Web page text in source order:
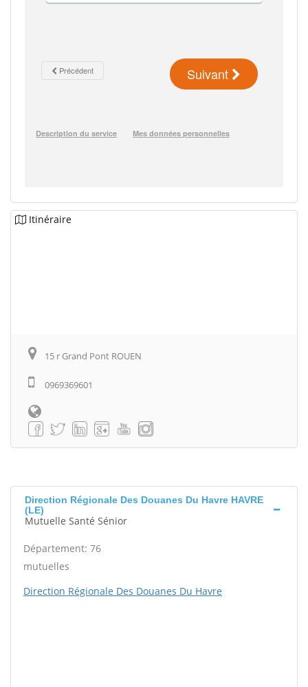
Itinéraire
15 r Grand Pont ROUEN
0969369601
Direction Régionale Des Douanes Du Havre HAVRE
(LE)
Mutuelle Santé Sénior
Département: 76
mutuelles
Direction Régionale Des Douanes Du Havre